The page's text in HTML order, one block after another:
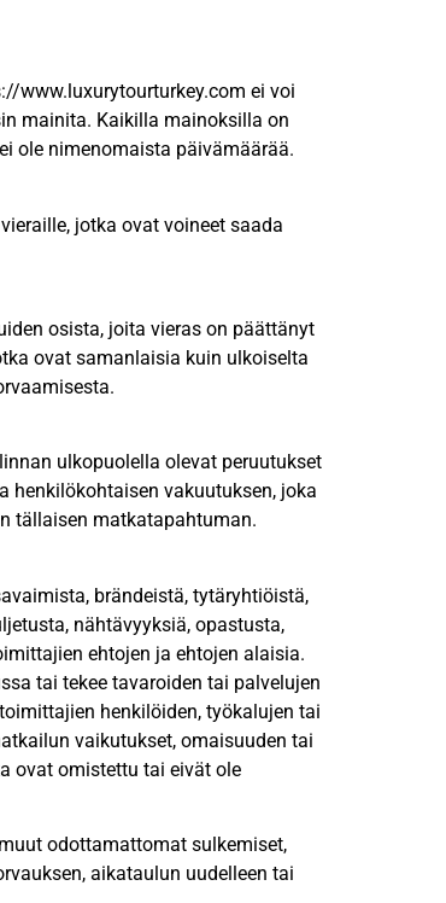
www.luxurytourturkey.com ei voi
mainita. Kaikilla mainoksilla on
ole nimenomaista päivämäärää.
jotka ovat voineet saada
osista, joita vieras on päättänyt
ovat samanlaisia kuin ulkoiselta
ulkopuolella olevat peruutukset
henkilökohtaisen vakuutuksen, joka
tällaisen matkatapahtuman.
brändeistä, tytäryhtiöistä,
nähtävyyksiä, opastusta,
ehtojen ja ehtojen alaisia.
tai tekee tavaroiden tai palvelujen
henkilöiden, työkalujen tai
vaikutukset, omaisuuden tai
ovat omistettu tai eivät ole
odottamattomat sulkemiset,
aikataulun uudelleen tai